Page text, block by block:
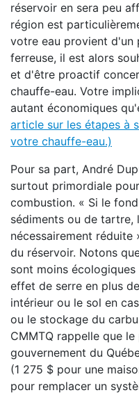
réservoir en sera peu
région est
votre eau provient d'un
ferreuse, il est alors
et d'être proactif
chauffe-eau. Votre
autant économiques
article sur les étapes à
votre chauffe-eau.)
Pour sa part, André
surtout primordiale
combustion. « Si le
sédiments ou de
nécessairement
du réservoir. Notons
sont moins
effet de serre en plus
intérieur ou le sol en
ou le stockage du
CMMTQ rappelle que
gouvernement du
(1 275 $ pour une
pour remplacer un